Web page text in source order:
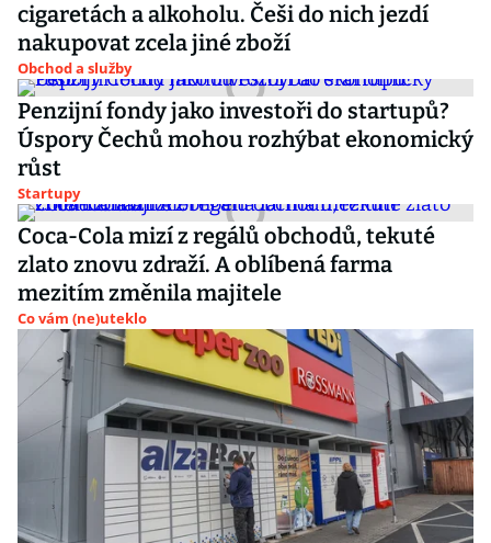
cigaretách a alkoholu. Češi do nich jezdí
nakupovat zcela jiné zboží
Obchod a služby
Penzijní fondy jako investoři do startupů?
Úspory Čechů mohou rozhýbat ekonomický
růst
Startupy
Coca-Cola mizí z regálů obchodů, tekuté
zlato znovu zdraží. A oblíbená farma
mezitím změnila majitele
Co vám (ne)uteklo